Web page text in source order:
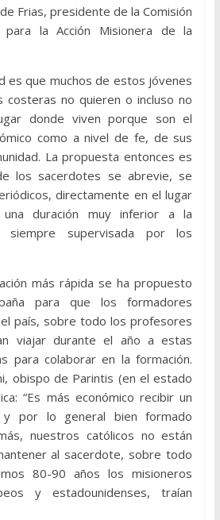
Frias, presidente de la Comisión
para la Acción Misionera de la
es que muchos de estos jóvenes
costeras no quieren o incluso no
donde viven porque son el
como a nivel de fe, de sus
La propuesta entonces es
los sacerdotes se abrevie, se
directamente en el lugar
duración muy inferior a la
siempre supervisada por los
más rápida se ha propuesto
para que los formadores
país, sobre todo los profesores
viajar durante el año a estas
para colaborar en la formación.
obispo de Parintis (en el estado
“Es más económico recibir un
por lo general bien formado
nuestros católicos no están
al sacerdote, sobre todo
80-90 años los misioneros
y estadounidenses, traían